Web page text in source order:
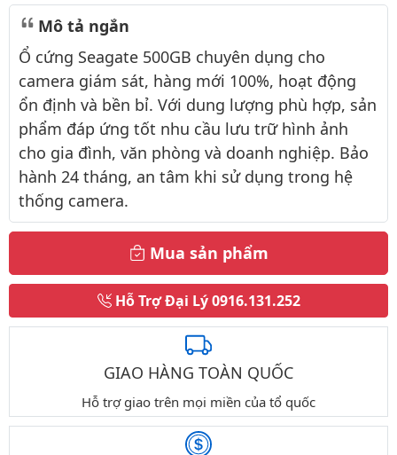
Mô tả ngắn
Ổ cứng Seagate 500GB chuyên dụng cho
camera giám sát, hàng mới 100%, hoạt động
ổn định và bền bỉ. Với dung lượng phù hợp, sản
phẩm đáp ứng tốt nhu cầu lưu trữ hình ảnh
cho gia đình, văn phòng và doanh nghiệp. Bảo
hành 24 tháng, an tâm khi sử dụng trong hệ
thống camera.
Mua sản phẩm
Hỗ Trợ Đại Lý0916.131.252
GIAO HÀNG TOÀN QUỐC
Hỗ trợ giao trên mọi miền của tổ quốc